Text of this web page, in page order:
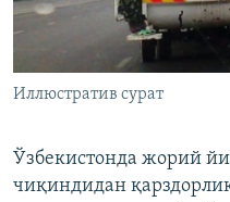
Иллюстратив сурат
Ўзбекистонда жорий
чиқиндидан